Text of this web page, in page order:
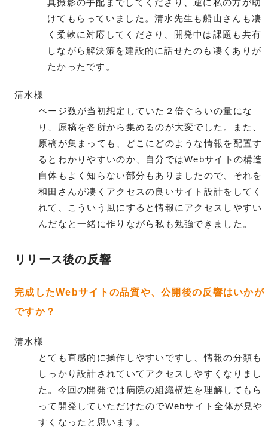
真撮影の手配までしてくださり、逆に私の方が助
けてもらっていました。清水先生も船山さんも凄
く柔軟に対応してくださり、開発中は課題も共有
しながら解決策を建設的に話せたのも凄くありが
たかったです。
清水様
ページ数が当初想定していた２倍ぐらいの量にな
り、原稿を各所から集めるのが大変でした。また、
原稿が集まっても、どこにどのような情報を配置す
るとわかりやすいのか、自分ではWebサイトの構造
自体もよく知らない部分もありましたので、それを
和田さんが凄くアクセスの良いサイト設計をしてく
れて、こういう風にすると情報にアクセスしやすい
んだなと一緒に作りながら私も勉強できました。
リリース後の反響
完成したWebサイトの品質や、公開後の反響はいかが
ですか？
清水様
とても直感的に操作しやすいですし、情報の分類も
しっかり設計されていてアクセスしやすくなりまし
た。今回の開発では病院の組織構造を理解してもら
って開発していただけたのでWebサイト全体が見や
すくなったと思います。